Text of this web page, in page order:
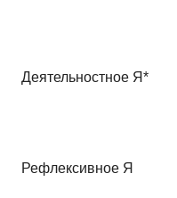
Деятельностное Я*
Рефлексивное Я